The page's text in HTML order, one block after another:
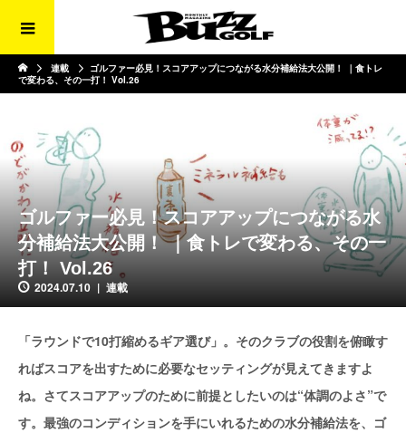
連載
ゴルファー必見！スコアアップにつながる水分補給法大公開！ ｜食トレ
で変わる、その一打！ Vol.26
ゴルファー必見！スコアアップにつながる水
分補給法大公開！ ｜食トレで変わる、その一
打！ Vol.26
2024.07.10 連載
「ラウンドで10打縮めるギア選び」。そのクラブの役割を俯瞰す
ればスコアを出すために必要なセッティングが見えてきますよ
ね。さてスコアアップのために前提としたいのは“体調のよさ”で
す。最強のコンディションを手にいれるための水分補給法を、ゴ